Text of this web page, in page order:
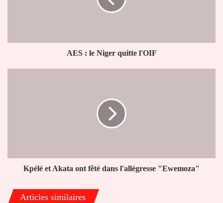
AES : le Niger quitte l'OIF
Kpélé et Akata ont fêté dans l'allégresse "Ewemoza"
Articles similaires